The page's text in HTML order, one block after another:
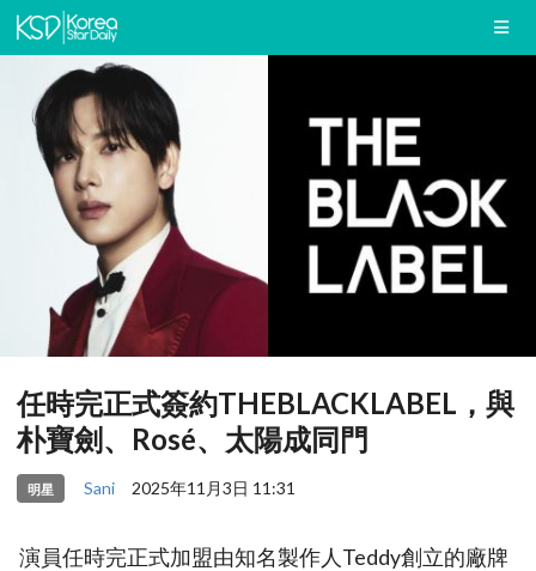
任時完正式簽約THEBLACKLABEL，與
朴寶劍、Rosé、太陽成同門
明星 Sani 2025年11月3日 11:31
演員任時完正式加盟由知名製作人Teddy創立的廠牌